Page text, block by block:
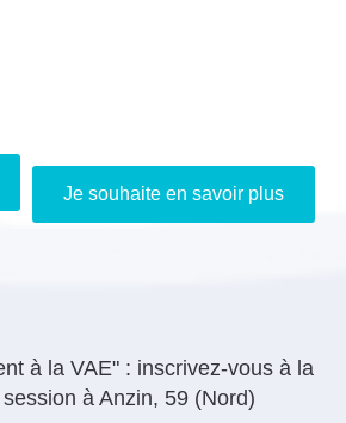
Je souhaite en savoir plus
à la VAE" : inscrivez-vous à la
à Anzin, 59 (Nord)